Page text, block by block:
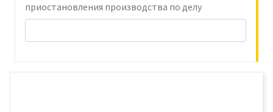
приостановления производства по делу